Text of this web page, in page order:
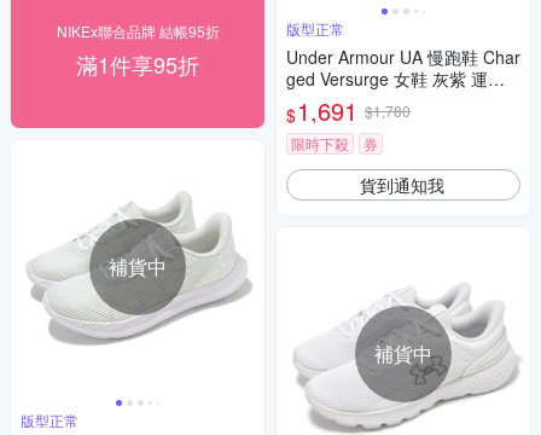
NIKEx聯合品牌 結帳95折
滿1件享95折
補貨中
版型正常
版型正常
Under Armour UA 慢跑鞋 Char
ged Versurge 女鞋 灰紫 運動
鞋 緩震 回彈 UA 3028406289
$1,691 $1,780
限時下殺
券
貨到通知我
補貨中